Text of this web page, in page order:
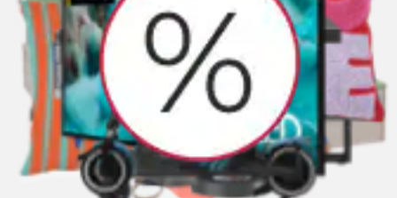
Blue Seven
Ursprünglicher PreisUVP 18,99 € Rabatt
- 10 %
Aktueller Preis16,99 €